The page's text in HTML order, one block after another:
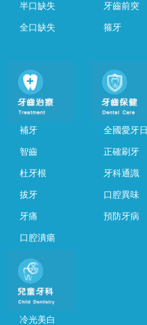
半口缺失
全口缺失
牙齒前突
箍牙
補牙
智齒
杜牙根
拔牙
牙痛
口腔潰瘍
全國愛牙日
正確刷牙
牙科通識
口腔異味
預防牙病
冷光美白